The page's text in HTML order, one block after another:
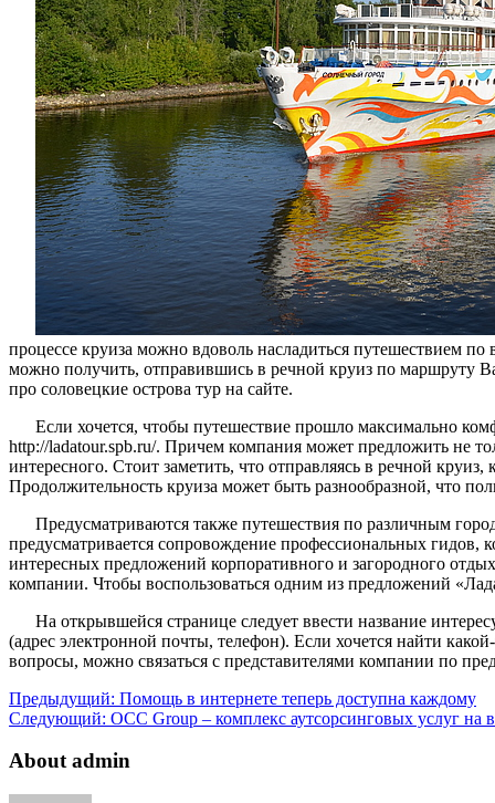
процессе круиза можно вдоволь насладиться путешествием
можно получить, отправившись в речной круиз по маршруту
про соловецкие острова тур на сайте.
Если хочется, чтобы путешествие прошло максимально
http://ladatour.spb.ru/. Причем компания может предложить не
интересного. Стоит заметить, что отправляясь в речной
Продолжительность круиза может быть разнообразной, что
Предусматриваются также путешествия по различным
предусматривается сопровождение профессиональных
интересных предложений корпоративного и загородного
компании. Чтобы воспользоваться одним из предложений
На открывшейся странице следует ввести название
(адрес электронной почты, телефон). Если хочется найти
вопросы, можно связаться с представителями компании по
Предыдущий: Помощь в интернете теперь доступна каждому
Следующий: OCC Group – комплекс аутсорсинговых услуг на
About admin